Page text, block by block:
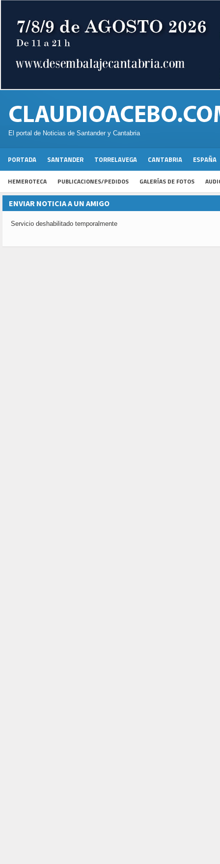
El portal de Noticias de Santander y Cantabria
PORTADA SANTANDER TORRELAVEGA CANTABRIA ESPAÑA
HEMEROTECA PUBLICACIONES/PEDIDOS GALERÍAS DE FOTOS
ENVIAR NOTICIA A UN AMIGO
Servicio deshabilitado temporalmente